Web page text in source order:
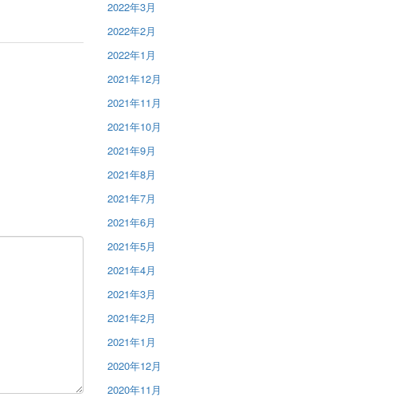
2022年3月
2022年2月
2022年1月
2021年12月
2021年11月
2021年10月
2021年9月
2021年8月
2021年7月
2021年6月
2021年5月
2021年4月
2021年3月
2021年2月
2021年1月
2020年12月
2020年11月